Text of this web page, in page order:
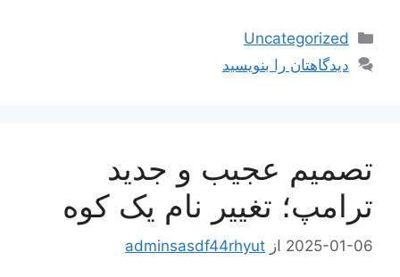
دسته‌ها
Uncategorized
دیدگاهتان را بنویسید
تصمیم عجیب و جدید
ترامپ؛ تغییر نام یک کوه
2025-01-06 از adminsasdf44rhyut